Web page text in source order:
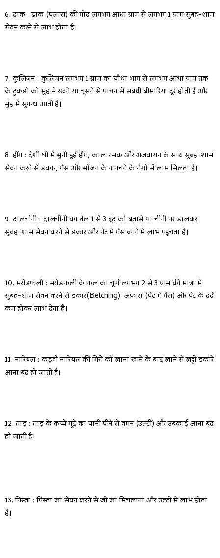
6. ढाक : ढाक (पलास) की गोंद लगभग आधा ग्राम से लगभग 1 ग्राम सुबह-शाम
सेवन करने से लाभ होता है।
7. कुलिंजन : कुलिंजन लगभग 1 ग्राम का चौथा भाग से लगभग आधा ग्राम तक
के टुकड़ों को मुंह में रखने या चूसने से पाचन से संबधी बीमारियां दूर होती हैं और
मुंह में सुगन्ध आती है।
8. हींग : देशी घी में भुनी हुई हींग, कालानमक और अजवायन के साथ सुबह-शाम
सेवन करने से डकार, गैस और भोजन के न पचने के रोगों में लाभ मिलता है।
9. दालचीनी : दालचीनी का तेल 1 से 3 बूंद को बतासे या चीनी पर डालकर
सुबह-शाम सेवन करने से डकार और पेट में गैस बनने में लाभ पहुंचता है।
10. मरोड़फली : मरोड़फली के फल का चूर्ण लगभग 2 से 3 ग्राम की मात्रा में
सुबह-शाम सेवन करने से डकार(Belching), अफारा (पेट में गैस) और पेट के दर्द
कम होकर लाभ देता है।
11. नारियल : कड़वी नारियल की गिरी को खाना खाने के बाद खाने से खट्टी डकारें
आना बंद हो जाती हैं।
12. ताड़ : ताड़ के कच्चे गूदे का पानी पीने से वमन (उल्टी) और उबकाई आना बंद
हो जाती है।
13. पिस्ता : पिस्ता का सेवन करने से जी का मिचलाना और उल्टी में लाभ होता
है।